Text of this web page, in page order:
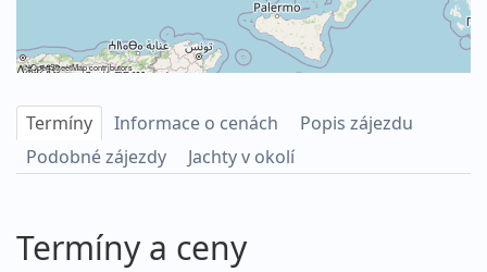
©OpenStreetMapcontributors
Termíny Informace o cenách
Popis zájezdu
Podobné zájezdy
Jachty v okolí
Termíny a ceny